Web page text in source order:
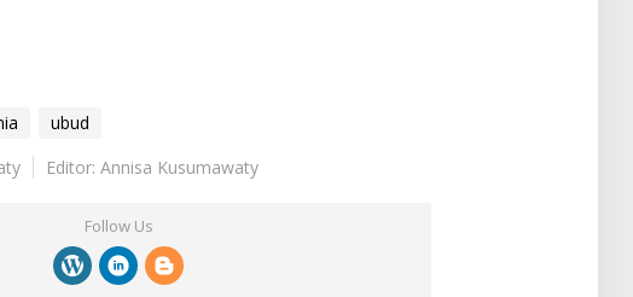
ubud
Editor: Annisa Kusumawaty
Follow Us